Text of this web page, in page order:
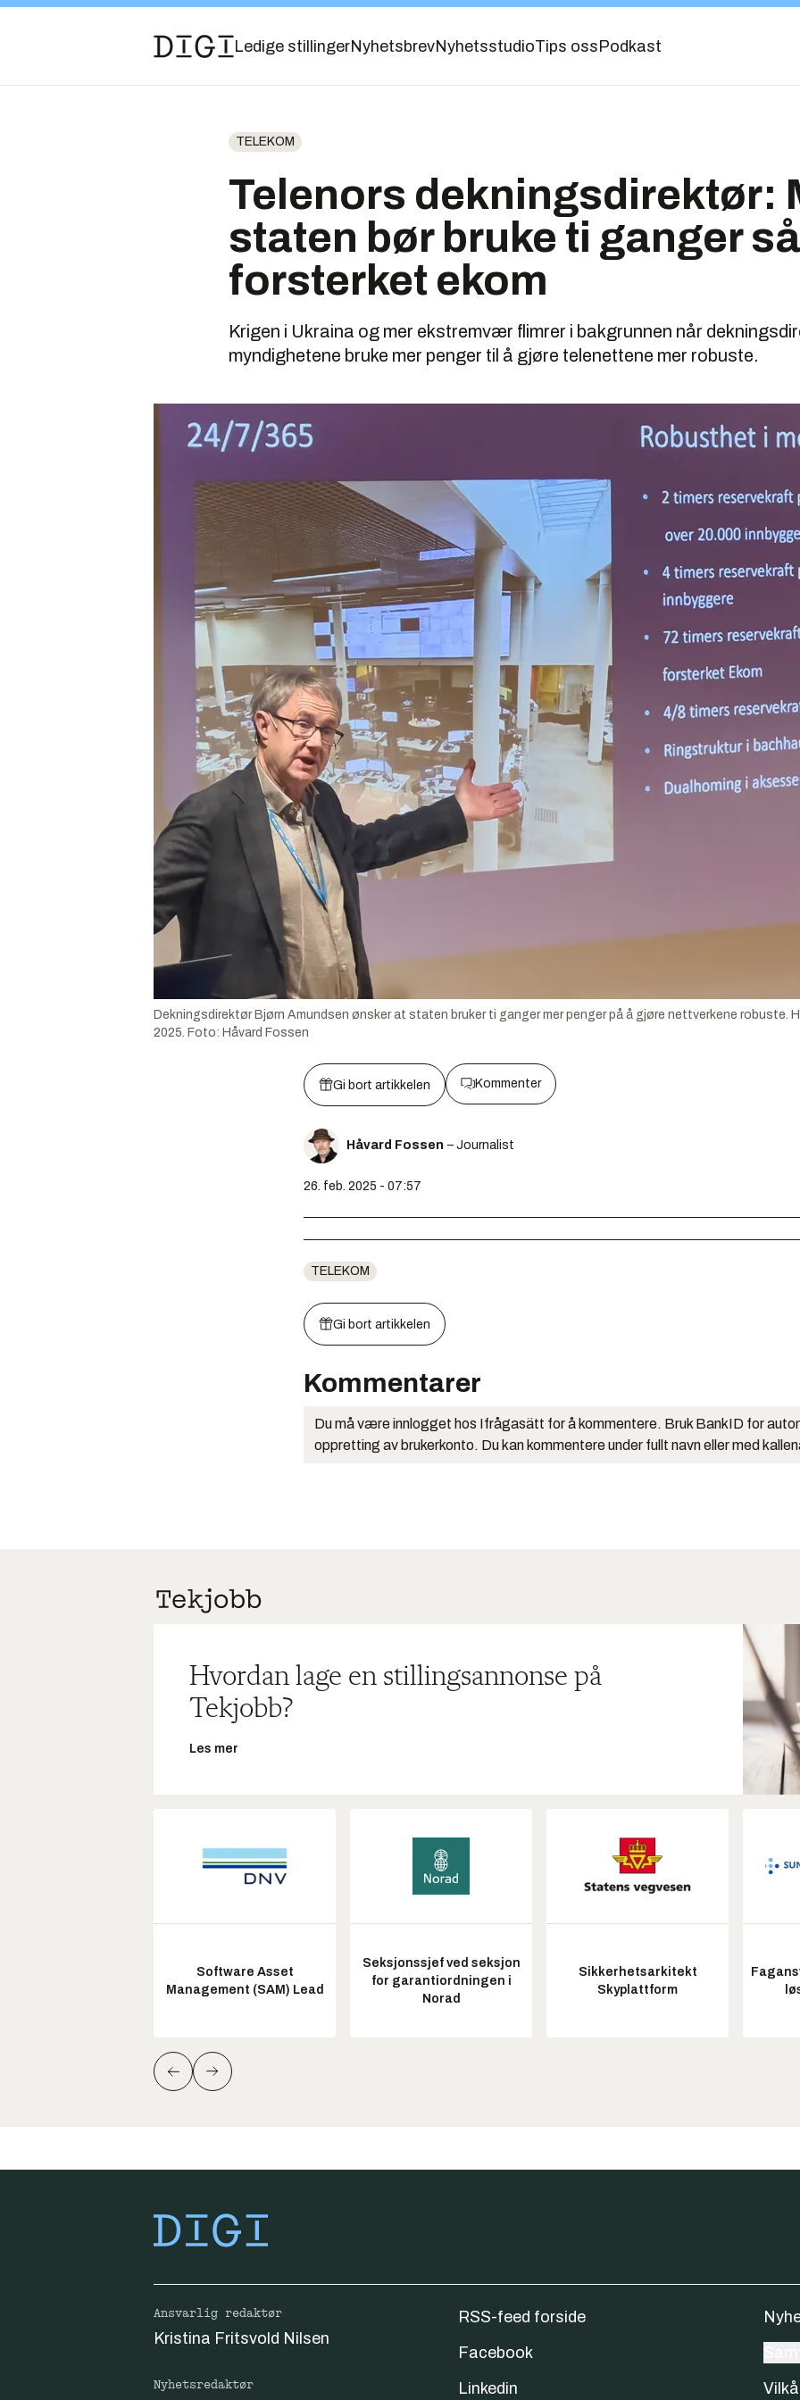
Ledige stillingerNyhetsbrevNyhetsstudioTips oss Podkast
TELEKOM
Telenors dekningsdirektør:
staten bør bruke ti ganger
forsterket ekom
Krigen i Ukraina og mer ekstremvær flimrer i bakgrunnen når
myndighetene bruke mer penger til å gjøre telenettene mer robuste.
Dekningsdirektør Bjørn Amundsen ønsker at staten bruker ti ganger mer penger på å gjøre nettverkene robuste.
2025. Foto: Håvard Fossen
Gi bort artikkelen Kommenter
Håvard Fossen – Journalist
26. feb. 2025 - 07:57
TELEKOM
Gi bort artikkelen
Kommentarer
Du må være innlogget hos Ifrågasätt for å kommentere. Bruk BankID for
oppretting av brukerkonto. Du kan kommentere under fullt navn eller med
Hvordan lage en stillingsannonse på
Tekjobb?
Les mer
Software Asset
Management (SAM) Lead
Seksjonssjef ved seksjon
for garantiordningen i
Norad
Sikkerhetsarkitekt
Skyplattform
Ansvarlig redaktør
Kristina Fritsvold Nilsen
Nyhetsredaktør
RSS-feed forside
Facebook
Linkedin